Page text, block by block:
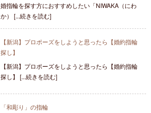
婚指輪を探す方におすすめしたい「NIWAKA（にわ
か） [...続きを読む]
【新潟】プロポーズをしようと思ったら【婚約指輪
探し】
【新潟】プロポーズをしようと思ったら【婚約指輪
探し】 [...続きを読む]
「和彫り」の指輪